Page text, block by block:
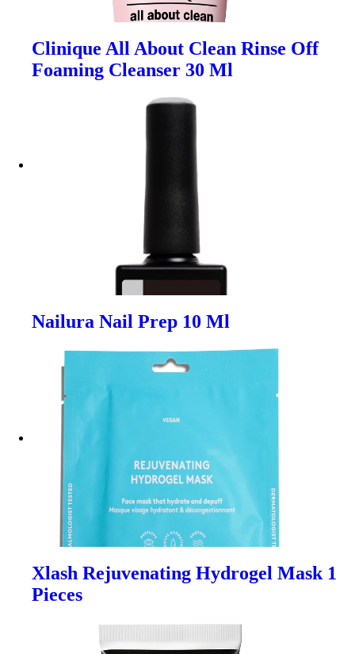
Clinique All About Clean Rinse Off
Foaming Cleanser 30 Ml
Nailura Nail Prep 10 Ml
Xlash Rejuvenating Hydrogel Mask 1
Pieces